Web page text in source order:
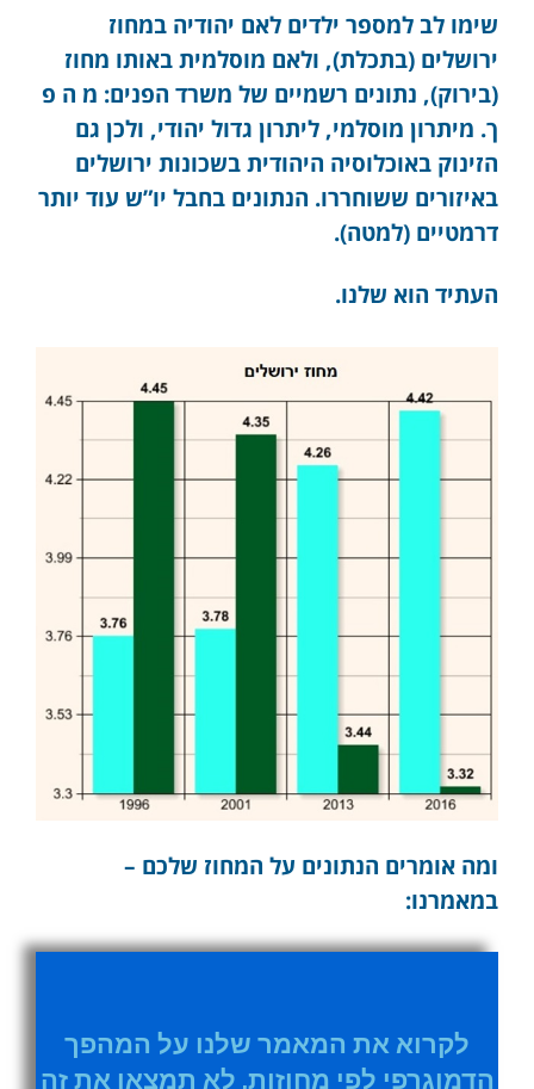
שימו לב למספר ילדים לאם יהודיה במחוז
ירושלים (בתכלת), ולאם מוסלמית באותו מחוז
(בירוק), נתונים רשמיים של משרד הפנים: מ ה פ
ך. מיתרון מוסלמי, ליתרון גדול יהודי, ולכן גם
הזינוק באוכלוסיה היהודית בשכונות ירושלים
באיזורים ששוחררו. הנתונים בחבל יו”ש עוד יותר
דרמטיים (למטה).
העתיד הוא שלנו.
ומה אומרים הנתונים על המחוז שלכם –
במאמרנו:
לקרוא את המאמר שלנו על המהפך
הדמוגרפי לפי מחוזות, לא תמצאו את זה